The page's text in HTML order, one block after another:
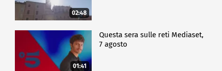
02:48
01:41
Questa sera sulle reti Mediaset,
7 agosto